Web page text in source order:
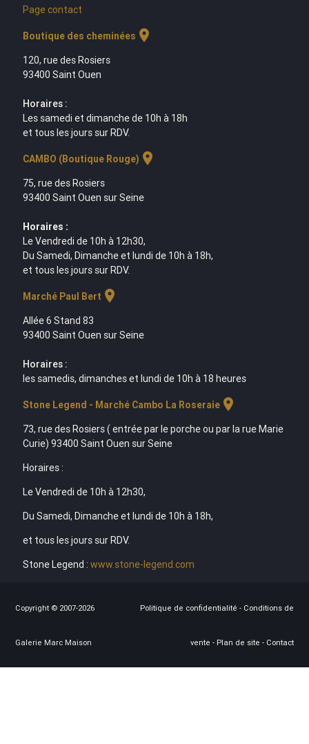
Page contact
Boutique des cheminées location_on
120, rue des Rosiers
93400 Saint Ouen
Horaires :
Les samedi et dimanche de 10h à 18h
et tous les jours sur RDV.
CAMBO (Boutique Rouge) location_on
75, rue des Rosiers
93400 Saint Ouen sur Seine
Horaires :
Le Vendredi de 10h à 12h30,
Du Samedi, Dimanche et lundi de 10h à 18h,
et tous les jours sur RDV.
Marché Paul Bert location_on
Allée 6 Stand 83
93400 Saint Ouen sur Seine
Horaires :
les samedis, dimanches et lundi de 10h à 18 heures
Stone Legend - Marché Cambo La Roseraielocation_on
73, rue des Rosiers ( entrée par le porche ou par la rue Marie
Curie) 93400 Saint Ouen sur Seine
Horaires :
Le Vendredi de 10h à 12h30,
Du Samedi, Dimanche et lundi de 10h à 18h,
et tous les jours sur RDV.
Stone Legend : www.stone-legend.com
Copyright © 2007-2026
Galerie Marc Maison
Politique de confidentialité - Conditions de
vente - Plan de site - Contact